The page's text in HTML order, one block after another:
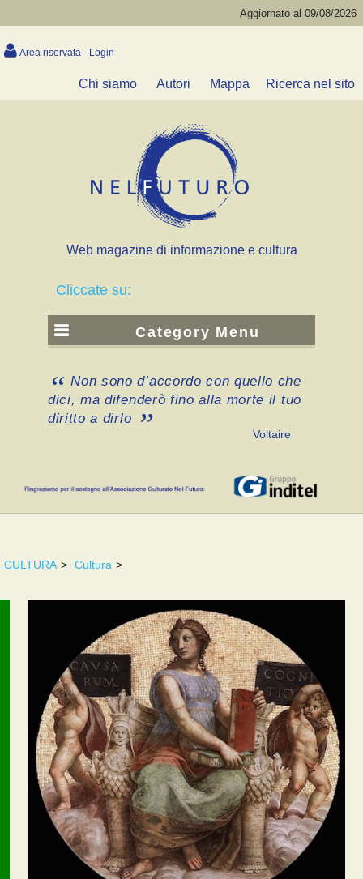
Aggiornato al 09/08/2026
Area riservata - Login
Chi siamo Autori Mappa Ricerca nel sito
Web magazine di informazione e cultura
Cliccate su:
Category Menu
Non sono d’accordo con quello che
dici, ma difenderò fino alla morte il tuo
diritto a dirlo
Voltaire
CULTURA > Cultura >